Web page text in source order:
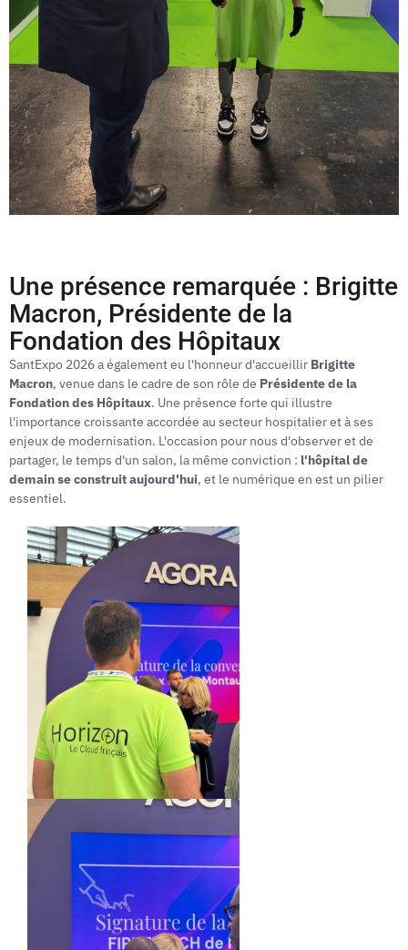
Une présence remarquée : Brigitte
Macron, Présidente de la
Fondation des Hôpitaux
SantExpo 2026 a également eu l'honneur d'accueillir Brigitte
Macron, venue dans le cadre de son rôle de Présidente de la
Fondation des Hôpitaux. Une présence forte qui illustre
l'importance croissante accordée au secteur hospitalier et à ses
enjeux de modernisation. L'occasion pour nous d'observer et de
partager, le temps d'un salon, la même conviction : l'hôpital de
demain se construit aujourd'hui, et le numérique en est un pilier
essentiel.